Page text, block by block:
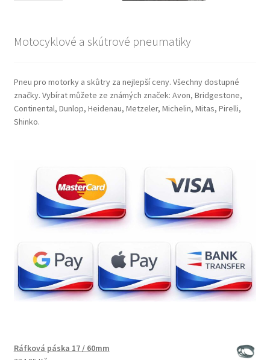
Motocyklové a skútrové pneumatiky
Pneu pro motorky a skůtry za nejlepší ceny. Všechny dostupné
značky. Vybírat můžete ze známých značek: Avon, Bridgestone,
Continental, Dunlop, Heidenau, Metzeler, Michelin, Mitas, Pirelli,
Shinko.
Ráfková páska 17 / 60mm